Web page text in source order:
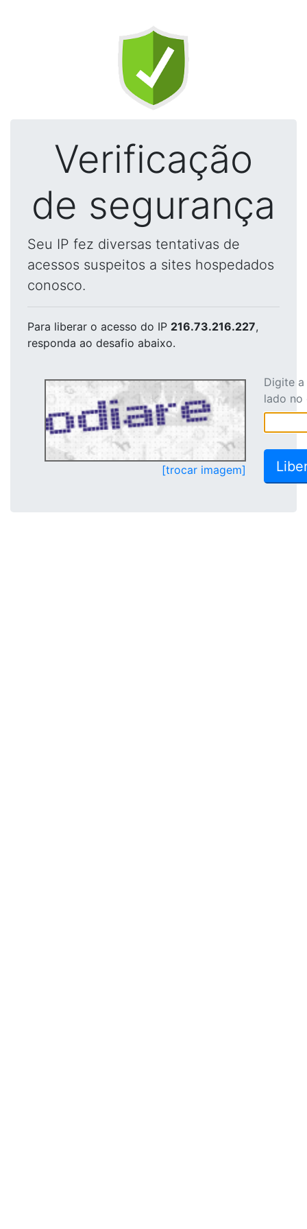
Verificação
de segurança
Seu IP fez diversas tentativas de
acessos suspeitos a sites hospedados
conosco.
Para liberar o acesso do IP 216.73.216.227,
responda ao desafio abaixo.
[trocar imagem]
Digite
lado no